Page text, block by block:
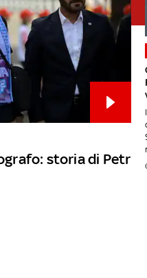
storia di Petr